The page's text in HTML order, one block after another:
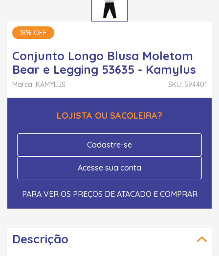
18% OFF
Conjunto Longo Blusa Moletom
Bear e Legging 53635 - Kamylus
SKU: 594401
Marca: KAMYLUS
LOJISTA OU SACOLEIRA?
Cadastre-se
Acesse sua conta
PARA VER OS PREÇOS DE ATACADO E COMPRAR
Descrição